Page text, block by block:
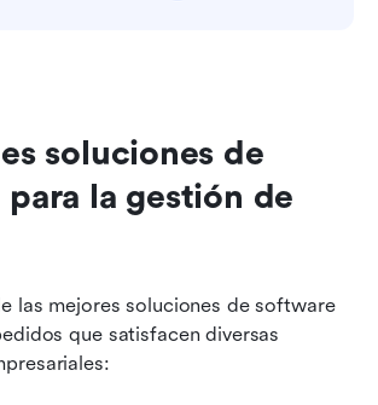
soluciones de
la gestión de
las mejores soluciones de software
que satisfacen diversas